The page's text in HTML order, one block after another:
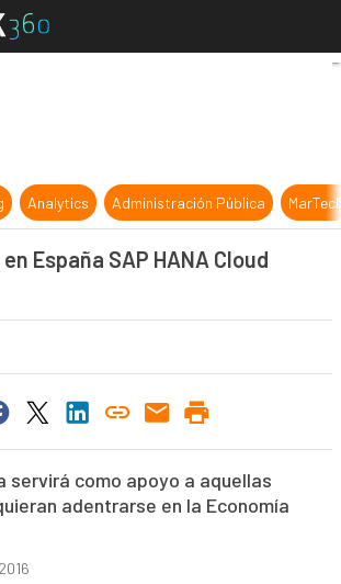
SAP presenta en España SAP
Analytics Administración Pública
España SAP HANA Cloud
servirá como apoyo a aquellas
adentrarse en la Economía